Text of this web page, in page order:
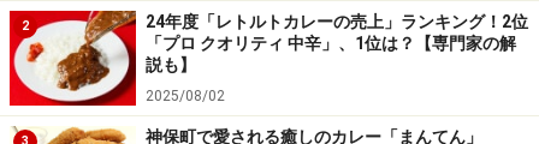
インドカレーにはアチャール（漬け物）が付き物です。
今回この赤門レッドカレーと一緒にオーダーして出てき
たのはドラムスティック（ワサビノキ）のアチャールで
した。ドラムスティックのアチャールはよく南インドの
2
24年度「レトルトカレーの売上」ランキング！2位
「プロ クオリティ 中辛」、1位は？【専門家の解
説も】
2025/08/02
3 神保町で愛される癒しのカレー「まんてん」